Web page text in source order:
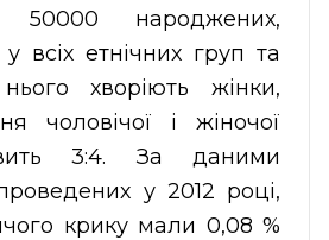
народжених,
у всіх етнічних груп та
хворіють жінки,
чоловічої і жіночої
3:4. За даними
у 2012 році,
крику мали 0,08 %